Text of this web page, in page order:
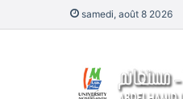
samedi, août 8 2026